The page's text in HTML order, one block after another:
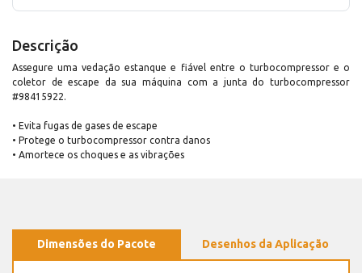
Descrição
Assegure uma vedação estanque e fiável entre o turbocompressor e o
coletor de escape da sua máquina com a junta do turbocompressor
#98415922.
• Evita fugas de gases de escape
• Protege o turbocompressor contra danos
• Amortece os choques e as vibrações
Dimensões do Pacote Desenhos da Aplicação